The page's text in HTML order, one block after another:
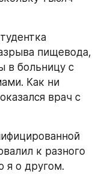
пищевода,
в больницу с
Как ни
врач с
к разного
я о другом.